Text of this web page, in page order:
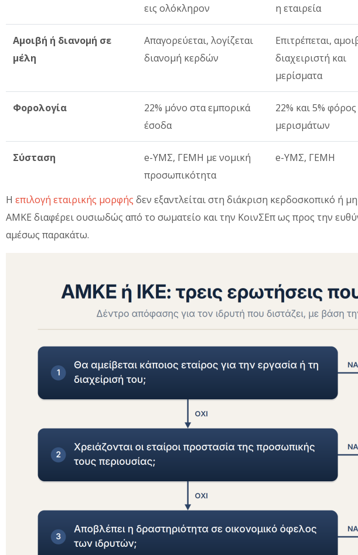
εις ολόκληρον
η εταιρεία
Αμοιβή ή διανομή σε
μέλη
Απαγορεύεται, λογίζεται
διανομή κερδών
Επιτρέπεται,
διαχειριστή και
μερίσματα
Φορολογία
22% μόνο στα εμπορικά
έσοδα
22% και 5% φόρος
μερισμάτων
Σύσταση
e-ΥΜΣ, ΓΕΜΗ με νομική
προσωπικότητα
e-ΥΜΣ, ΓΕΜΗ
Η επιλογή εταιρικής μορφής δεν εξαντλείται στη διάκριση κερδοσκοπικό ή
ΑΜΚΕ διαφέρει ουσιωδώς από το σωματείο και την ΚοινΣΕπ ως προς την
αμέσως παρακάτω.